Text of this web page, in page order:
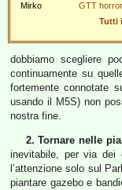
Mirko
GTT horror
Tutti
dobbiamo scegliere
continuamente su
fortemente connotate
usando il M5S) non
nostra fine.
2. Tornare nelle
inevitabile, per via dei
l’attenzione solo sul
piantare gazebo e